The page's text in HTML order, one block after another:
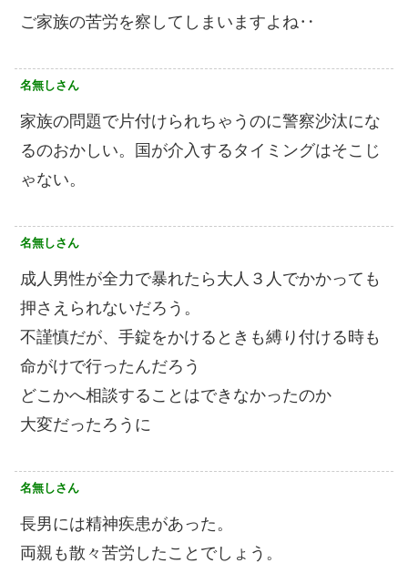
ご家族の苦労を察してしまいますよね‥
名無しさん
家族の問題で片付けられちゃうのに警察沙汰にな
るのおかしい。国が介入するタイミングはそこじ
ゃない。
名無しさん
成人男性が全力で暴れたら大人３人でかかっても
押さえられないだろう。
不謹慎だが、手錠をかけるときも縛り付ける時も
命がけで行ったんだろう
どこかへ相談することはできなかったのか
大変だったろうに
名無しさん
長男には精神疾患があった。
両親も散々苦労したことでしょう。